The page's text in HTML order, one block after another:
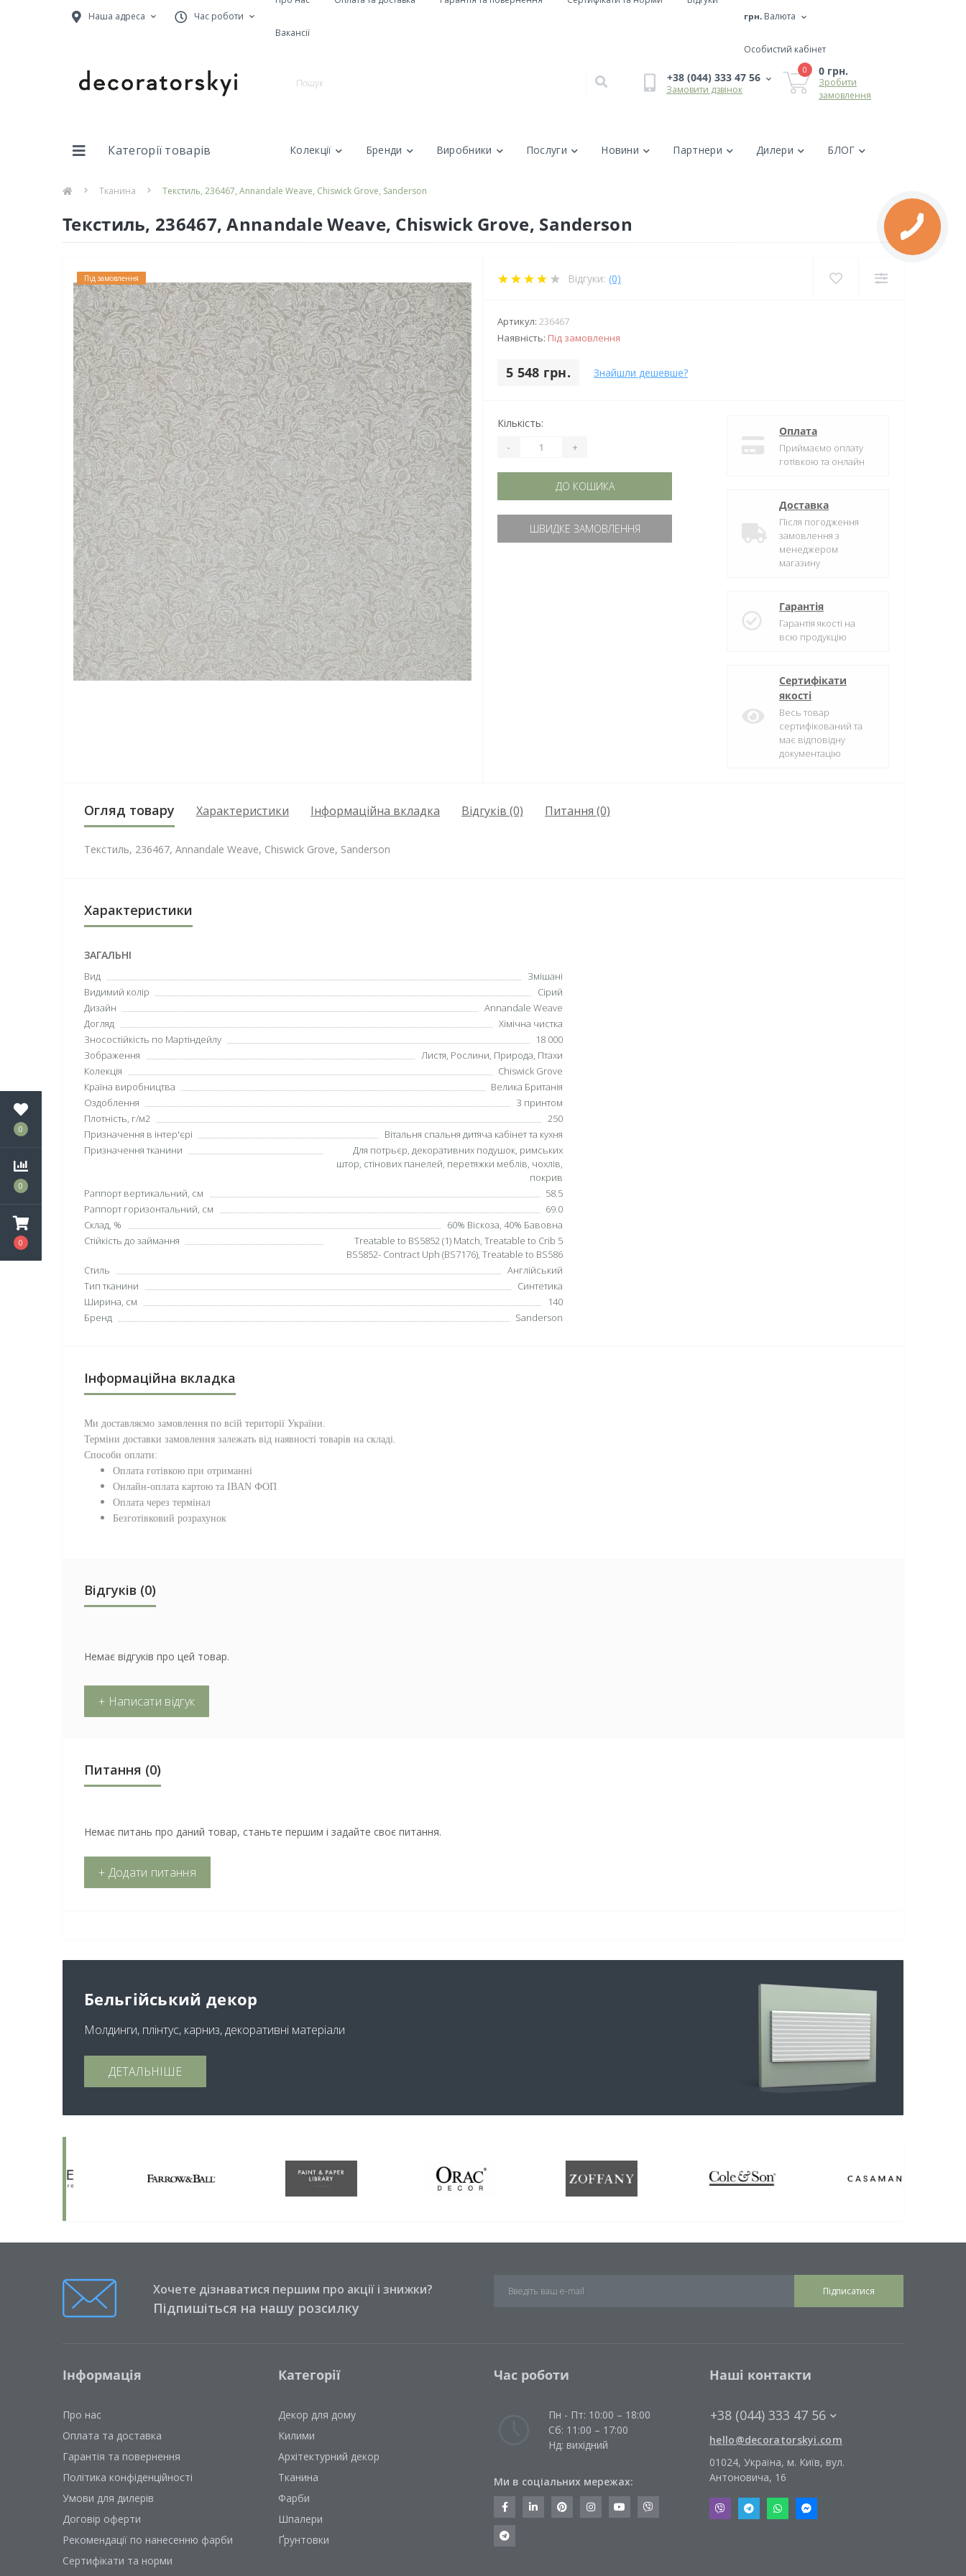
0
0
0
Наша адреса Час роботи
Вакансії
грн. Валюта
Особистий кабінет
+38 (044) 333 47 56
Замовити дзвінок
0 0 грн.
Зробити
замовлення
Категорії товарів Колекції Бренди Виробники Послуги Новини Партнери Дилери БЛОГ
Тканина Текстиль, 236467, Annandale Weave, Chiswick Grove, Sanderson
Текстиль, 236467, Annandale Weave, Chiswick Grove, Sanderson
Під замовлення Відгуки: (0)
Артикул: 236467
Наявність: Під замовлення
5 548 грн. Знайшли дешевше?
Кількість:
- +
ДО КОШИКА
ШВИДКЕ ЗАМОВЛЕННЯ
Оплата
Приймаємо оплату
готівкою та онлайн
Доставка
Після погодження
замовлення з
менеджером
магазину
Гарантія
Гарантія якості на
всю продукцію
Сертифікати
якості
Весь товар
сертифікований та
має відповідну
документацію
Огляд товару Характеристики Інформаційна вкладка Відгуків (0) Питання (0)
Текстиль, 236467, Annandale Weave, Chiswick Grove, Sanderson
Характеристики
ЗАГАЛЬНІ
Вид
Змішані
Видимий колір
Сірий
Дизайн
Annandale Weave
Догляд
Хімічна чистка
Зносостійкість по Мартіндейлу
18 000
Зображення
Листя, Рослини, Природа, Птахи
Колекція
Chiswick Grove
Країна виробництва
Велика Британія
Оздоблення
З принтом
Плотність, г/м2
250
Призначення в інтер'єрі
Вітальня спальня дитяча кабінет та кухня
Призначення тканини
Для потрьєр, декоративних подушок, римських
штор, стінових панелей, перетяжки меблів, чохлів,
покрив
Раппорт вертикальний, см
58.5
Раппорт горизонтальний, см
69.0
Склад, %
60% Віскоза, 40% Бавовна
Стійкість до займання
Treatable to BS5852 (1) Match, Treatable to Crib 5
BS5852- Contract Uph (BS7176), Treatable to BS586
Стиль
Англійський
Тип тканини
Синтетика
Ширина, см
140
Бренд
Sanderson
Інформаційна вкладка
Ми доставляємо замовлення по всій території України.
Терміни доставки замовлення залежать від наявності товарів на складі.
Способи оплати:
Оплата готівкою при отриманні
Онлайн-оплата картою та IBAN ФОП
Оплата через термінал
Безготівковий розрахунок
Відгуків (0)
Немає відгуків про цей товар.
+ Написати відгук
Питання (0)
Немає питань про даний товар, станьте першим і задайте своє питання.
+ Додати питання
Бельгійський декор
Молдинги, плінтус, карниз, декоративні матеріали
ДЕТАЛЬНІШЕ
Хочете дізнаватися першим про акції і знижки?
Підпишіться на нашу розсилку
Підписатися
Інформація
Про нас
Оплата та доставка
Гарантія та повернення
Політика конфіденційності
Умови для дилерів
Договір оферти
Рекомендації по нанесенню фарби
Сертифікати та норми
Категорії
Декор для дому
Килими
Архітектурний декор
Тканина
Фарби
Шпалери
Ґрунтовки
Час роботи
Пн - Пт: 10:00 – 18:00
Сб: 11:00 – 17:00
Нд: вихідний
Ми в соціальних мережах:
Наші контакти
+38 (044) 333 47 56
hello@decoratorskyi.com
01024, Україна, м. Київ, вул.
Антоновича, 16